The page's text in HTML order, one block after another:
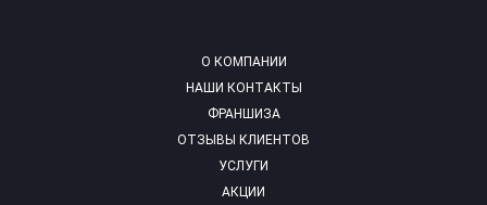
О КОМПАНИИ
НАШИ КОНТАКТЫ
ФРАНШИЗА
ОТЗЫВЫ КЛИЕНТОВ
УСЛУГИ
АКЦИИ